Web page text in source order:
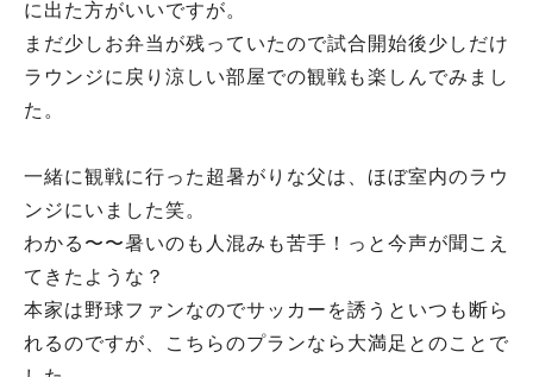
に出た方がいいですが。
まだ少しお弁当が残っていたので試合開始後少しだけ
ラウンジに戻り涼しい部屋での観戦も楽しんでみまし
た。
一緒に観戦に行った超暑がりな父は、ほぼ室内のラウ
ンジにいました笑。
わかる〜〜暑いのも人混みも苦手！っと今声が聞こえ
てきたような？
本家は野球ファンなのでサッカーを誘うといつも断ら
れるのですが、こちらのプランなら大満足とのことで